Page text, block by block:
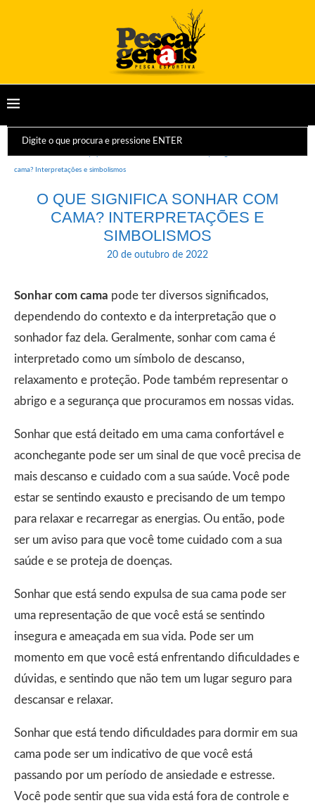
cama? Interpretações e simbolismos
O QUE SIGNIFICA SONHAR COM
CAMA? INTERPRETAÇÕES E
SIMBOLISMOS
20 de outubro de 2022
Sonhar com cama pode ter diversos significados,
dependendo do contexto e da interpretação que o
sonhador faz dela. Geralmente, sonhar com cama é
interpretado como um símbolo de descanso,
relaxamento e proteção. Pode também representar o
abrigo e a segurança que procuramos em nossas vidas.
Sonhar que está deitado em uma cama confortável e
aconchegante pode ser um sinal de que você precisa de
mais descanso e cuidado com a sua saúde. Você pode
estar se sentindo exausto e precisando de um tempo
para relaxar e recarregar as energias. Ou então, pode
ser um aviso para que você tome cuidado com a sua
saúde e se proteja de doenças.
Sonhar que está sendo expulsa de sua cama pode ser
uma representação de que você está se sentindo
insegura e ameaçada em sua vida. Pode ser um
momento em que você está enfrentando dificuldades e
dúvidas, e sentindo que não tem um lugar seguro para
descansar e relaxar.
Sonhar que está tendo dificuldades para dormir em sua
cama pode ser um indicativo de que você está
passando por um período de ansiedade e estresse.
Você pode sentir que sua vida está fora de controle e